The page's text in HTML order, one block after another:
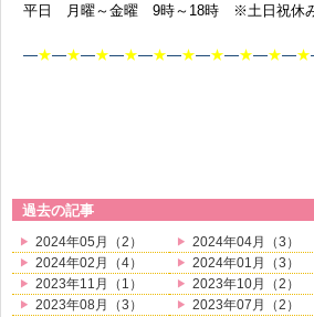
平日 月曜～金曜 9時～18時 ※土日祝休
—★—★—★—★—★—★—★—★—★—★
過去の記事
2024年05月（2） 2024年04月（3）
2024年02月（4）
2024年01月（3）
2023年11月（1）
2023年10月（2）
2023年08月（3）
2023年07月（2）